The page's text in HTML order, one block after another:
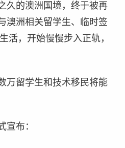
久的澳洲国境，终于被再
澳洲相关留学生、临时签
活，开始慢慢步入正轨，
万留学生和技术移民将能
宣布：